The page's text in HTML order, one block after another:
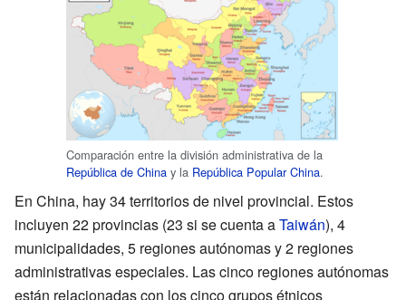
Comparación entre la división administrativa de la
República de China y la República Popular China.
En China, hay 34 territorios de nivel provincial. Estos
incluyen 22 provincias (23 si se cuenta aTaiwán), 4
municipalidades, 5 regiones autónomas y 2 regiones
administrativas especiales. Las cinco regiones autónomas
están relacionadas con los cinco grupos étnicos